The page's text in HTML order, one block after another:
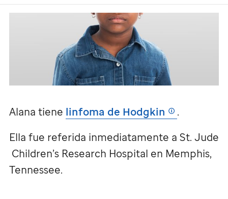
Alana tiene linfoma de Hodgkin
.
Ella fue referida inmediatamente a St. Jude
Children’s Research Hospital en Memphis,
Tennessee.